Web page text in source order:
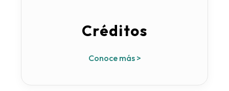
Créditos
Conoce más >